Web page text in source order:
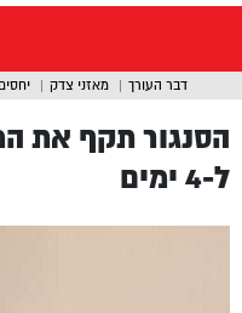
דבר העורך מאזני צדק
הסנגור תקף את
ל-4 ימים